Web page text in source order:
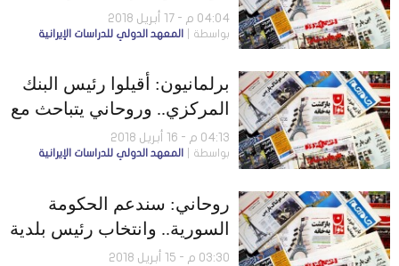
المرشد يطالب الحوزات
بالدفاع عن إيران
04:04 م - 17 أبريل 2018
بواسطة المعهد الدولي للدراسات الإيرانية
برلمانيون: أقيلوا رئيس البنك
المركزي.. وروحاني يتباحث مع
بوتين بشأن سوريا
04:13 م - 16 أبريل 2018
بواسطة المعهد الدولي للدراسات الإيرانية
روحاني: سندعم الحكومة
السورية.. وانتخاب رئيس بلدية
طهران خلال شهر
03:30 م - 15 أبريل 2018